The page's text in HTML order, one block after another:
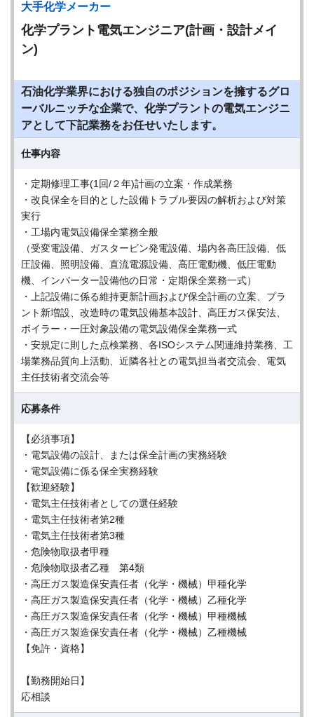
大手化学メーカー
化学プラント電気エンジニア(計画・設計メイ
ン)
石油化学業界における独自のポジションを擁するグロ
ーバルニッチな企業で、化学プラントの電気エンジニ
アとして下記業務をお任せいたします。
仕事内容
・定期修理工事(1回/２年)計画の立案・作成業務
・改良保全を目的とした設備トラブル要因の解析および対策
実行
・工場内電気設備保全業務全般
（受変電設備、ガスタービン発電設備、場内各高圧設備、低
圧設備、照明設備、直流電源設備、高圧電動機、低圧電動
機、インバーター設備他の日常・定期保全業務一式）
・上記設備に係る維持更新計画および保全計画の立案、プラ
ント新増設、改造時の電気設備基本設計、高圧ガス保安法、
ボイラー・一圧対象設備の電気設備保全業務一式
・安規定に則した点検業務、各ISOシステム関連維持業務、工
場業務品質向上活動、近隣各社との電気担当者交流会、電気
主任技術者交流会等
応募条件
【必須事項】
・電気設備の設計、または保全計画の実務経験
・電気設備に係る保全実務経験
【歓迎経験】
・電気主任技術者としての選任経験
・電気主任技術者第2種
・電気主任技術者第3種
・危険物取扱者甲種
・危険物取扱者乙種 第4類
・高圧ガス製造保安責任者（化学・機械）甲種化学
・高圧ガス製造保安責任者（化学・機械）乙種化学
・高圧ガス製造保安責任者（化学・機械）甲種機械
・高圧ガス製造保安責任者（化学・機械）乙種機械
【免許・資格】
【勤務開始日】
応相談